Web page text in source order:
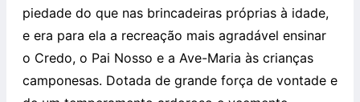
piedade do que nas brincadeiras próprias à idade,
e era para ela a recreação mais agradável ensinar
o Credo, o Pai Nosso e a Ave-Maria às crianças
camponesas. Dotada de grande força de vontade e